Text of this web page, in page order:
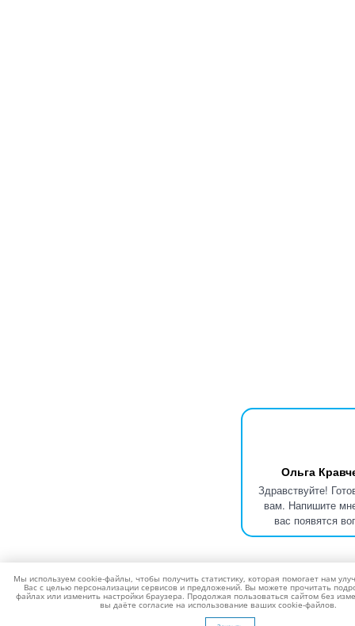
Ольга
Здравствуйте!
вам. Напишите
вас появятся
Мы используем cookie-файлы, чтобы получить статистику, которая помогает нам
Вас с целью персонализации сервисов и предложений. Вы можете прочитать
файлах или изменить настройки браузера. Продолжая пользоваться сайтом без
вы даёте согласие на использование ваших cookie-файлов.